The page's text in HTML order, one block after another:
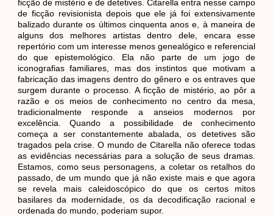
ficção de mistério e de detetives. Citarella entra nesse campo
de ficção revisionista depois que ele já foi extensivamente
balizado durante os últimos cinquenta anos e, à maneira de
alguns dos melhores artistas dentro dele, encara esse
repertório com um interesse menos genealógico e referencial
do que epistemológico. Ela não parte de um jogo de
iconografias familiares, mas dos instintos que motivam a
fabricação das imagens dentro do gênero e os entraves que
surgem durante o processo. A ficção de mistério, ao pôr a
razão e os meios de conhecimento no centro da mesa,
tradicionalmente responde a anseios modernos por
excelência. Quando a possibilidade de conhecimento
começa a ser constantemente abalada, os detetives são
tragados pela crise. O mundo de Citarella não oferece todas
as evidências necessárias para a solução de seus dramas.
Estamos, como seus personagens, a coletar os retalhos do
passado, de um mundo que já não existe mais e que agora
se revela mais caleidoscópico do que os certos mitos
basilares da modernidade, os da decodificação racional e
ordenada do mundo, poderiam supor.